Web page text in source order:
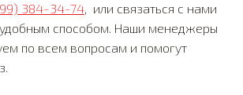
384-34-74, или связаться с нами
способом. Наши менеджеры
по всем вопросам и помогут